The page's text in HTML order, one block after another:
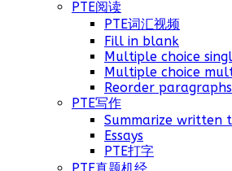
PTE阅读
PTE词汇视频
Fill in blank
Multiple choice
Multiple choice
Reorder paragraphs
PTE写作
Summarize written
Essays
PTE打字